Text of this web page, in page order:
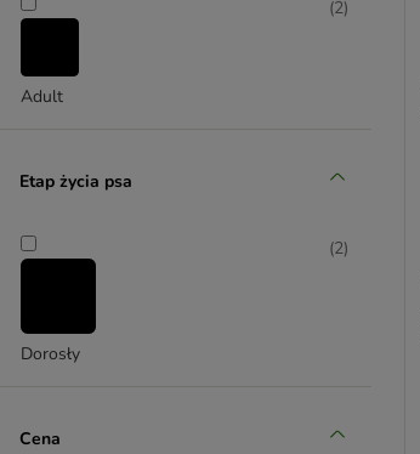
Caniland
Concept for Life Veterinary Diet
Cosequin
Hokamix
Luposan
Oleum Canis
PURINA Pro Plan Veterinary Diets
Adult
(2)
Etap życia psa
Dorosły
(2)
Cena